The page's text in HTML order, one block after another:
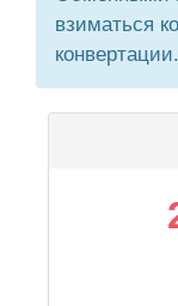
взиматься
конвертации.